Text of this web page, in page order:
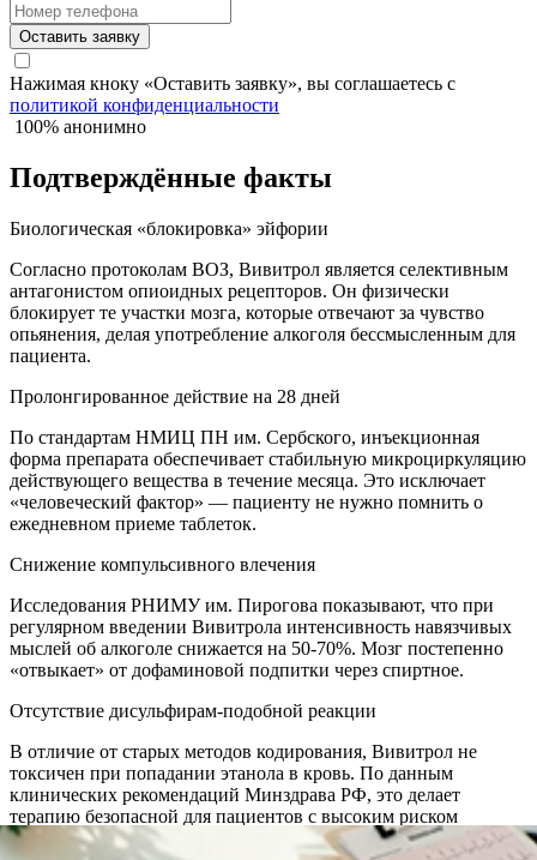
Оставить заявку
Нажимая кноку «Оставить заявку», вы соглашаетесь с
политикой конфиденциальности
100% анонимно
Подтверждённые факты
Биологическая «блокировка» эйфории
Согласно протоколам ВОЗ, Вивитрол является селективным
антагонистом опиоидных рецепторов. Он физически
блокирует те участки мозга, которые отвечают за чувство
опьянения, делая употребление алкоголя бессмысленным для
пациента.
Пролонгированное действие на 28 дней
По стандартам НМИЦ ПН им. Сербского, инъекционная
форма препарата обеспечивает стабильную микроциркуляцию
действующего вещества в течение месяца. Это исключает
«человеческий фактор» — пациенту не нужно помнить о
ежедневном приеме таблеток.
Снижение компульсивного влечения
Исследования РНИМУ им. Пирогова показывают, что при
регулярном введении Вивитрола интенсивность навязчивых
мыслей об алкоголе снижается на 50-70%. Мозг постепенно
«отвыкает» от дофаминовой подпитки через спиртное.
Отсутствие дисульфирам-подобной реакции
В отличие от старых методов кодирования, Вивитрол не
токсичен при попадании этанола в кровь. По данным
клинических рекомендаций Минздрава РФ, это делает
терапию безопасной для пациентов с высоким риском
случайного срыва.